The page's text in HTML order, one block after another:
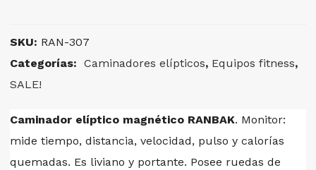
SKU: RAN-307
Categorías:
Caminadores elípticos, Equipos fitness,
SALE!
Caminador elíptico magnético RANBAK. Monitor:
mide tiempo, distancia, velocidad, pulso y calorías
quemadas. Es liviano y portante. Posee ruedas de